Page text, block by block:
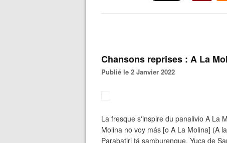
Chansons reprises : A La
Publié le 2 Janvier 2022
La fresque s'inspire du panalivio A La
Molina no voy más [o A La Molina] (A
Parabatiri tá samburengue. Yuca de